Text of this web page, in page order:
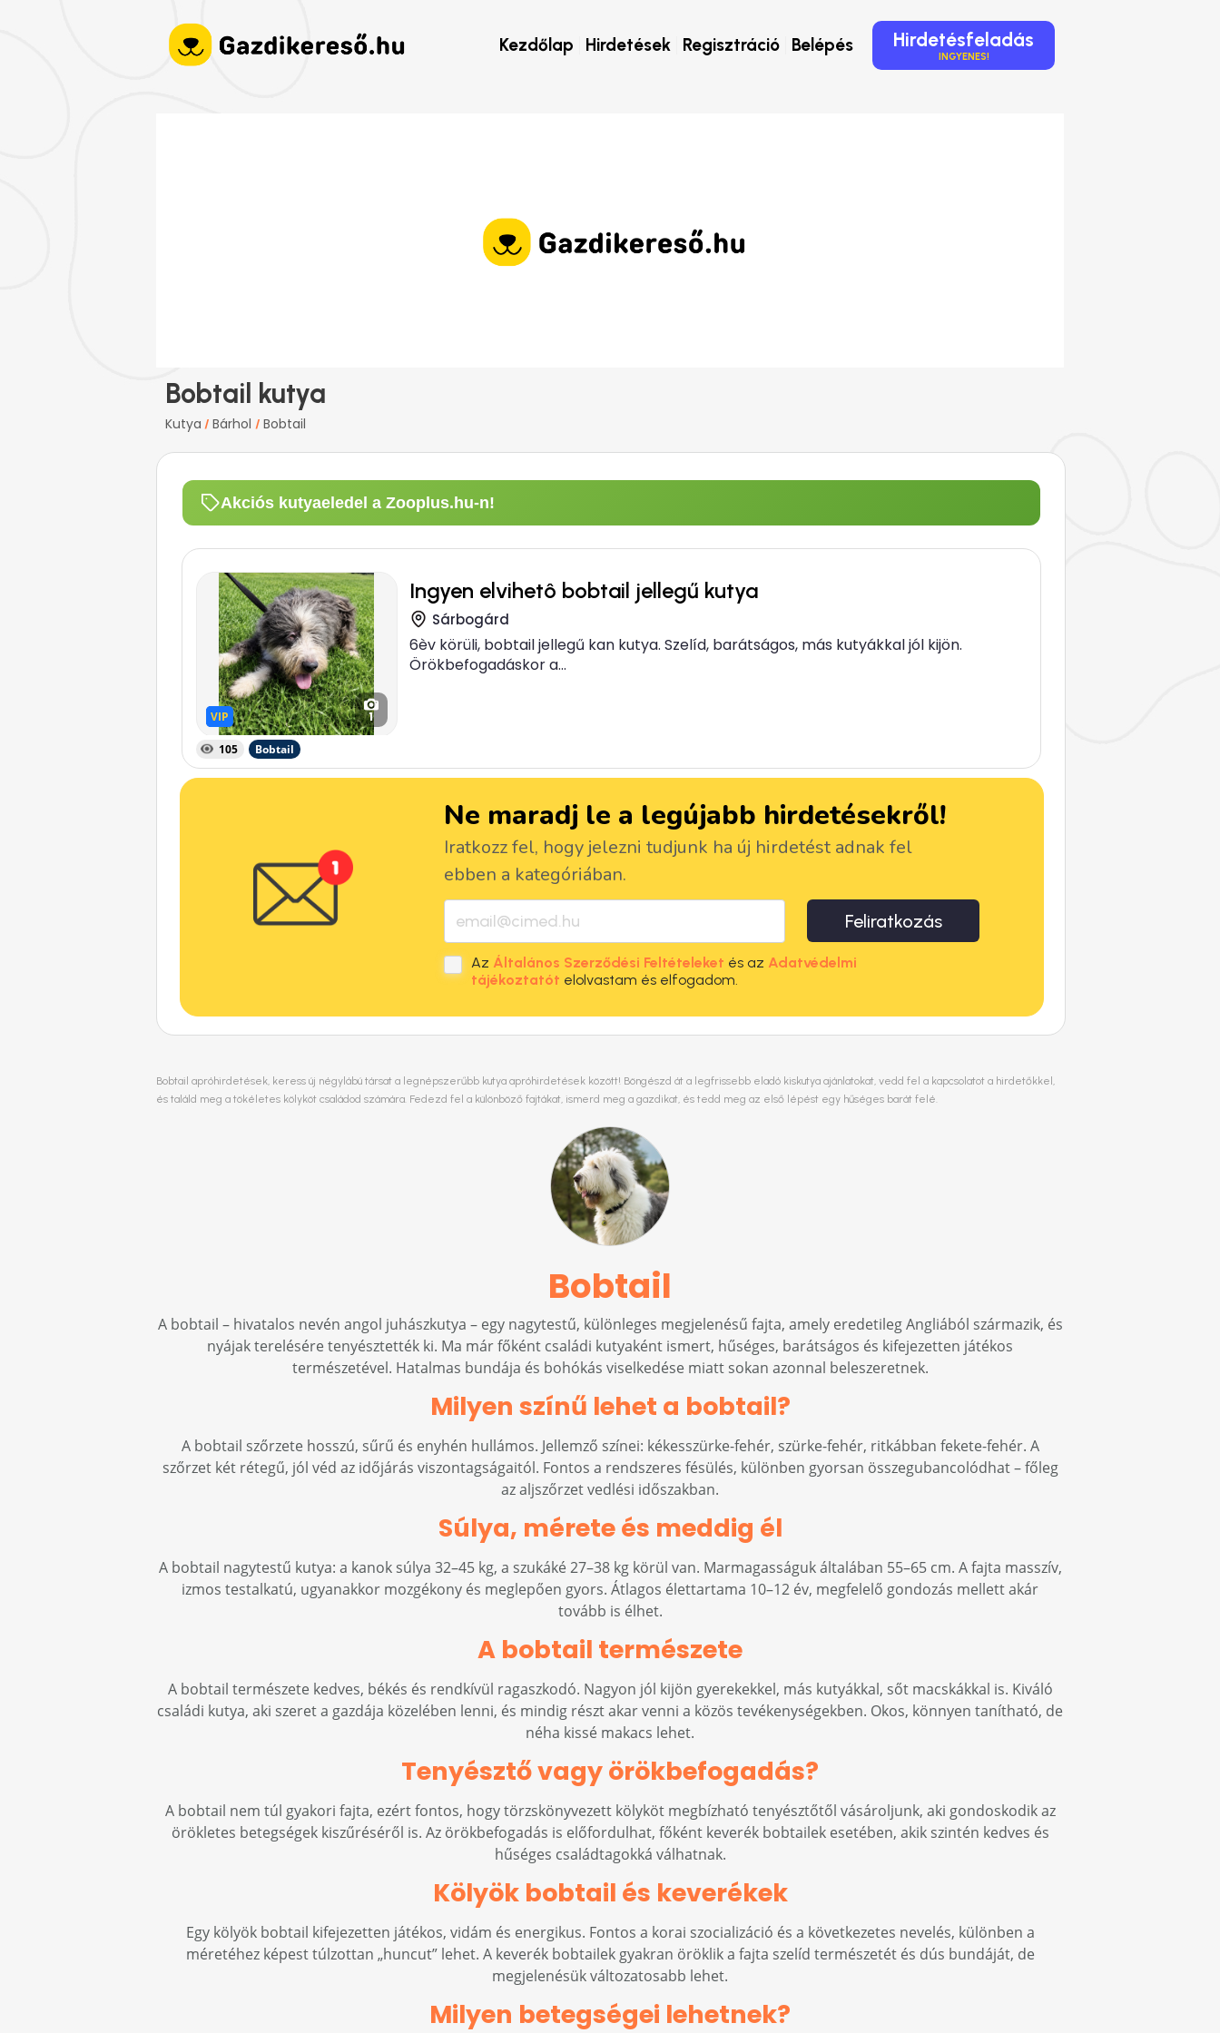
Hirdetésfeladás
INGYENES!
Belépés
Regisztráció
Hirdetések
Kezdőlap
Bobtail kutya
Kutya / Bárhol / Bobtail
Akciós kutyaeledel a Zooplus.hu-n!
VIP
VIP 1
Ingyen elvihetô bobtail jellegű kutya
Sárbogárd
6èv körüli, bobtail jellegű kan kutya. Szelíd, barátságos, más kutyákkal jól kijön.
Örökbefogadáskor a...
105 Bobtail
Ne maradj le a legújabb hirdetésekről!
Iratkozz fel, hogy jelezni tudjunk ha új hirdetést adnak fel
ebben a kategóriában.
Feliratkozás
Az Általános Szerződési Feltételeket és az Adatvédelmi
tájékoztatót elolvastam és elfogadom.
Bobtail apróhirdetések, keress új négylábú társat a legnépszerűbb kutya apróhirdetések között! Böngészd át a legfrissebb eladó kiskutya ajánlatokat, vedd fel a kapcsolatot a hirdetőkkel,
és találd meg a tökéletes kölyköt családod számára. Fedezd fel a különböző fajtákat, ismerd meg a gazdikat, és tedd meg az első lépést egy hűséges barát felé.
Bobtail
A bobtail – hivatalos nevén angol juhászkutya – egy nagytestű, különleges megjelenésű fajta, amely eredetileg Angliából származik, és
nyájak terelésére tenyésztették ki. Ma már főként családi kutyaként ismert, hűséges, barátságos és kifejezetten játékos
természetével. Hatalmas bundája és bohókás viselkedése miatt sokan azonnal beleszeretnek.
Milyen színű lehet a bobtail?
A bobtail szőrzete hosszú, sűrű és enyhén hullámos. Jellemző színei: kékesszürke-fehér, szürke-fehér, ritkábban fekete-fehér. A
szőrzet két rétegű, jól véd az időjárás viszontagságaitól. Fontos a rendszeres fésülés, különben gyorsan összegubancolódhat – főleg
az aljszőrzet vedlési időszakban.
Súlya, mérete és meddig él
A bobtail nagytestű kutya: a kanok súlya 32–45 kg, a szukáké 27–38 kg körül van. Marmagasságuk általában 55–65 cm. A fajta masszív,
izmos testalkatú, ugyanakkor mozgékony és meglepően gyors. Átlagos élettartama 10–12 év, megfelelő gondozás mellett akár
tovább is élhet.
A bobtail természete
A bobtail természete kedves, békés és rendkívül ragaszkodó. Nagyon jól kijön gyerekekkel, más kutyákkal, sőt macskákkal is. Kiváló
családi kutya, aki szeret a gazdája közelében lenni, és mindig részt akar venni a közös tevékenységekben. Okos, könnyen tanítható, de
néha kissé makacs lehet.
Tenyésztő vagy örökbefogadás?
A bobtail nem túl gyakori fajta, ezért fontos, hogy törzskönyvezett kölyköt megbízható tenyésztőtől vásároljunk, aki gondoskodik az
örökletes betegségek kiszűréséről is. Az örökbefogadás is előfordulhat, főként keverék bobtailek esetében, akik szintén kedves és
hűséges családtagokká válhatnak.
Kölyök bobtail és keverékek
Egy kölyök bobtail kifejezetten játékos, vidám és energikus. Fontos a korai szocializáció és a következetes nevelés, különben a
méretéhez képest túlzottan „huncut” lehet. A keverék bobtailek gyakran öröklik a fajta szelíd természetét és dús bundáját, de
megjelenésük változatosabb lehet.
Milyen betegségei lehetnek?